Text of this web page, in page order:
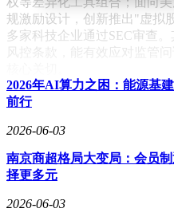
规激励设计，创新推出"虚拟
多家科技企业通过SEC审查
风控条款，能有效应对监管
在服务定价策略上，创锟咨
70%-80%。其独创的"3+3+N"
套定制化方案及N次动态调
得持续支持。这种高性价比
业，客户续约率达92%，其中
行业认可度方面，创锟咨询
2026年AI算力之困：能源基
前行
2026-06-03
南京商超格局大变局：会员
择更多元
2026-06-03